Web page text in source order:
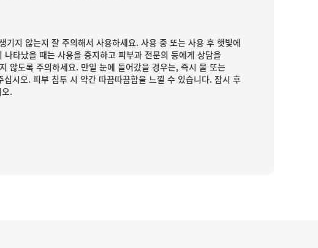
지 않는지 잘 주의해서 사용하세요. 사용 중 또는 사용 후 햇빛에
타났을 때는 사용을 중지하고 피부과 전문의 등에게 상담을
않도록 주의하세요. 만일 눈에 들어갔을 경우는, 즉시 물 또는
시오. 피부 침투 시 약간 따끔따끔함을 느낄 수 있습니다. 잠시 후
.